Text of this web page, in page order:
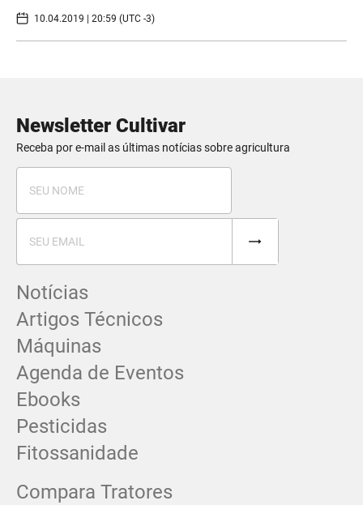
10.04.2019 | 20:59 (UTC -3)
Newsletter Cultivar
Receba por e-mail as últimas notícias sobre agricultura
Notícias
Artigos Técnicos
Máquinas
Agenda de Eventos
Ebooks
Pesticidas
Fitossanidade
Compara Tratores